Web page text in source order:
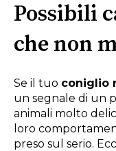
Possibili
che non
Se il tuo coniglio
un segnale di un
animali molto
loro
preso sul serio.